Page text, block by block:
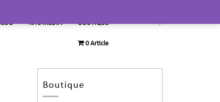
KITS MEDIA BOUTIQUE
0 Article
Boutique